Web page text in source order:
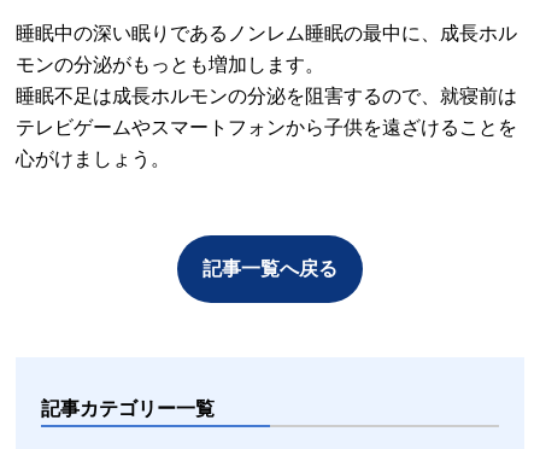
睡眠中の深い眠りであるノンレム睡眠の最中に、成長ホル
モンの分泌がもっとも増加します。
睡眠不足は成長ホルモンの分泌を阻害するので、就寝前は
テレビゲームやスマートフォンから子供を遠ざけることを
心がけましょう。
記事一覧へ戻る
記事カテゴリー一覧